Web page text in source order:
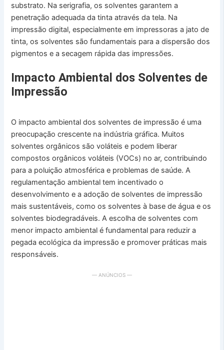
substrato. Na serigrafia, os solventes garantem a
penetração adequada da tinta através da tela. Na
impressão digital, especialmente em impressoras a jato de
tinta, os solventes são fundamentais para a dispersão dos
pigmentos e a secagem rápida das impressões.
Impacto Ambiental dos Solventes de
Impressão
O impacto ambiental dos solventes de impressão é uma
preocupação crescente na indústria gráfica. Muitos
solventes orgânicos são voláteis e podem liberar
compostos orgânicos voláteis (VOCs) no ar, contribuindo
para a poluição atmosférica e problemas de saúde. A
regulamentação ambiental tem incentivado o
desenvolvimento e a adoção de solventes de impressão
mais sustentáveis, como os solventes à base de água e os
solventes biodegradáveis. A escolha de solventes com
menor impacto ambiental é fundamental para reduzir a
pegada ecológica da impressão e promover práticas mais
responsáveis.
— ANÚNCIOS —